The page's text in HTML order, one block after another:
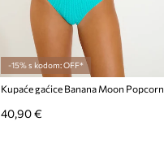
-15% s kodom: OFF*
Kupaće gaćice Banana Moon Popcorn
40,90 €